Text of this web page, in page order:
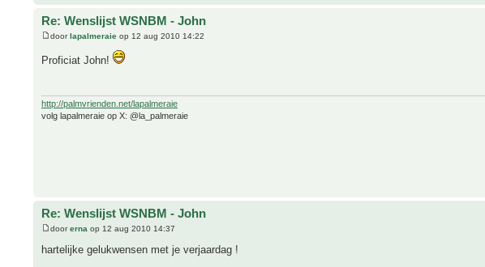
Re: Wenslijst WSNBM - John
doorlapalmeraie op 12 aug 2010 14:22
Proficiat John!
http://palmvrienden.net/lapalmeraie
volg lapalmeraie op X: @la_palmeraie
Re: Wenslijst WSNBM - John
doorerna op 12 aug 2010 14:37
hartelijke gelukwensen met je verjaardag !